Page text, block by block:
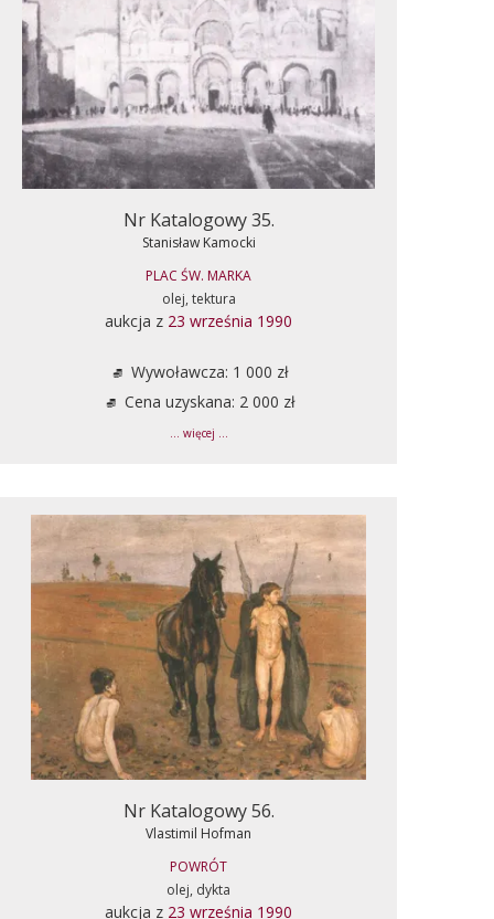
Nr Katalogowy 35.
Stanisław Kamocki
PLAC ŚW. MARKA
olej, tektura
aukcja z 23 września 1990
Wywoławcza: 1 000 zł
Cena uzyskana: 2 000 zł
... więcej ...
Nr Katalogowy 56.
Vlastimil Hofman
POWRÓT
olej, dykta
aukcja z 23 września 1990